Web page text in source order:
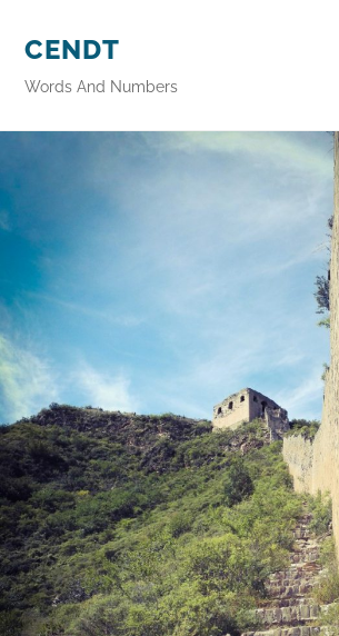
CENDT
Words And Numbers